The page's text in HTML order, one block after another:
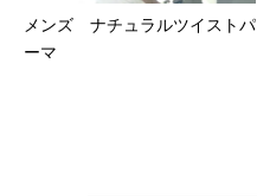
メンズ ナチュラルツイストパ
ーマ